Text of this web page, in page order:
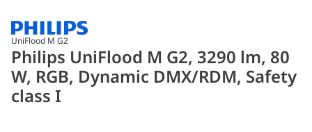
UniFlood M G2
Philips UniFlood M G2, 3290 lm, 80
W, RGB, Dynamic DMX/RDM, Safety
class I